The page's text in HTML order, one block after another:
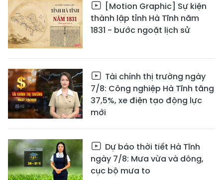
[Motion Graphic] Sự kiện
thành lập tỉnh Hà Tĩnh năm
1831 - bước ngoặt lịch sử
Tài chính thị trường ngày
7/8: Công nghiệp Hà Tĩnh tăng
37,5%, xe điện tạo động lực
mới
Dự báo thời tiết Hà Tĩnh
ngày 7/8: Mưa vừa và dông,
cục bộ mưa to